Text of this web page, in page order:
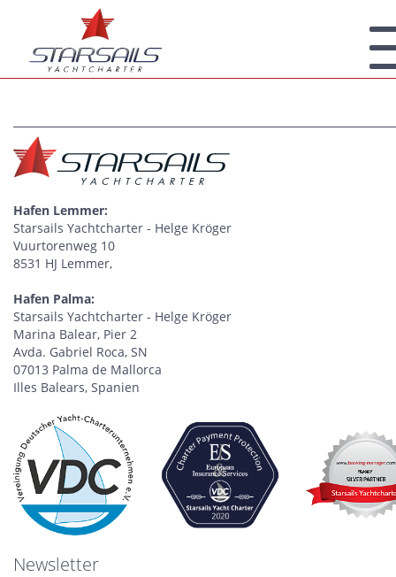
Hafen Lemmer:
Starsails Yachtcharter - Helge Kröger
Vuurtorenweg 10
8531 HJ Lemmer,
Hafen Palma:
Starsails Yachtcharter - Helge Kröger
Marina Balear, Pier 2
Avda. Gabriel Roca, SN
07013 Palma de Mallorca
Illes Balears, Spanien
Newsletter